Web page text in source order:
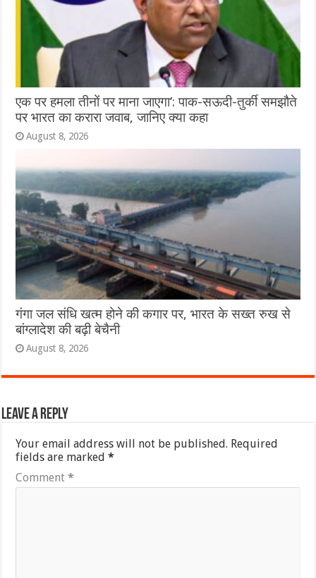
एक पर हमला तीनों पर माना जाएगा’: पाक-सऊदी-तुर्की समझौते
पर भारत का करारा जवाब, जानिए क्या कहा
August 8, 2026
गंगा जल संधि खत्म होने की कगार पर, भारत के सख्त रुख से
बांग्लादेश की बढ़ी बेचैनी
August 8, 2026
Leave a Reply
Your email address will not be published. Required
fields are marked*
Comment*